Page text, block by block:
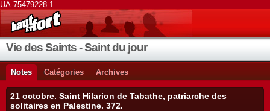
UA-75479228-1
Vie des Saints - Saint du jour
Notes Catégories Archives
21 octobre. Saint Hilarion de Tabathe, patriarche des
solitaires en Palestine. 372.